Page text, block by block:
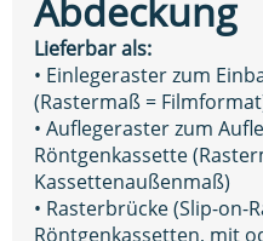
Abdeckung
Lieferbar als:
• Einlegeraster zum
(Rastermaß =
• Auflegeraster zum
Röntgenkassette
Kassettenaußenmaß)
• Rasterbrücke (Slip-on-
Röntgenkassetten, mit